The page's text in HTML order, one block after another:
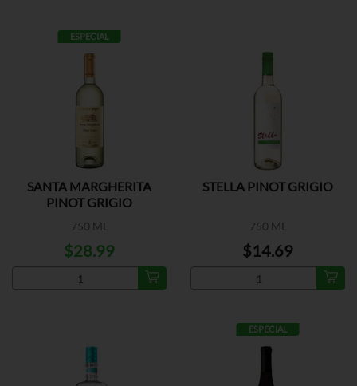
ESPECIAL
SANTA MARGHERITA
PINOT GRIGIO
750 ML
$28.99
STELLA PINOT GRIGIO
750 ML
$14.69
ESPECIAL